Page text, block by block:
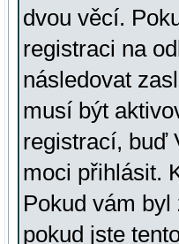
dvou věcí.
registraci na
následovat
musí být
registrací, buď
moci přihlásit.
Pokud vám
pokud jste